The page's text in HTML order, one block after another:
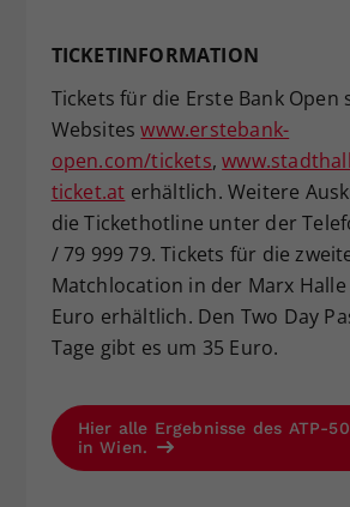
TICKETINFORMATION
Tickets für die Erste Bank Open
Websiteswww.erstebank-
open.com/tickets,
ticket.at erhältlich. Weitere
die Tickethotline unter der
/ 79 999 79. Tickets für die
Matchlocation in der Marx
Euro erhältlich. Den Two Day
Tage gibt es um 35 Euro.
Hier alle Ergebnisse des ATP-
in Wien.